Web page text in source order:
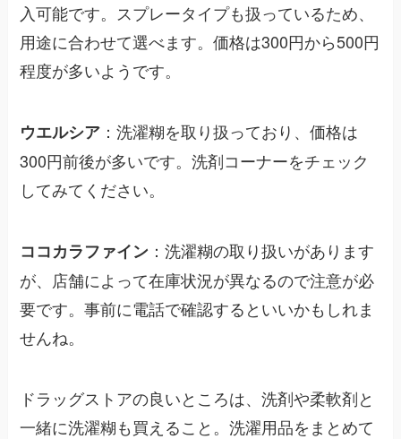
入可能です。スプレータイプも扱っているため、
用途に合わせて選べます。価格は300円から500円
程度が多いようです。
ウエルシア ：洗濯糊を取り扱っており、価格は
300円前後が多いです。洗剤コーナーをチェック
してみてください。
ココカラファイン ：洗濯糊の取り扱いがあります
が、店舗によって在庫状況が異なるので注意が必
要です。事前に電話で確認するといいかもしれま
せんね。
ドラッグストアの良いところは、洗剤や柔軟剤と
一緒に洗濯糊も買えること。洗濯用品をまとめて